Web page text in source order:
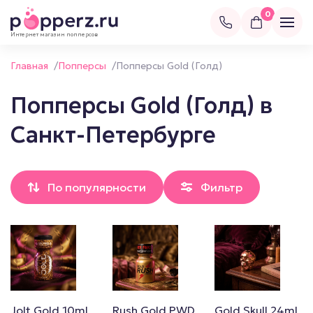
Интернет магазин попперсов
0
Главная /Попперсы /Попперсы Gold (Голд)
Попперсы Gold (Голд) в
Санкт-Петербурге
По популярности Фильтр
Jolt Gold 10ml
Rush Gold PWD
Gold Skull 24ml